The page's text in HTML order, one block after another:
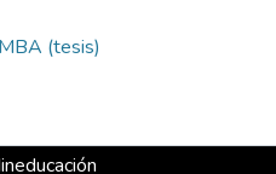
(tesis)